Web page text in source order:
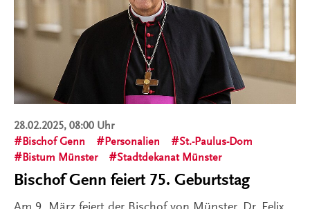
28.02.2025, 08:00 Uhr
Bischof Genn
Personalien
St.-Paulus-Dom
Bistum Münster
Stadtdekanat Münster
Bischof Genn feiert 75. Geburtstag